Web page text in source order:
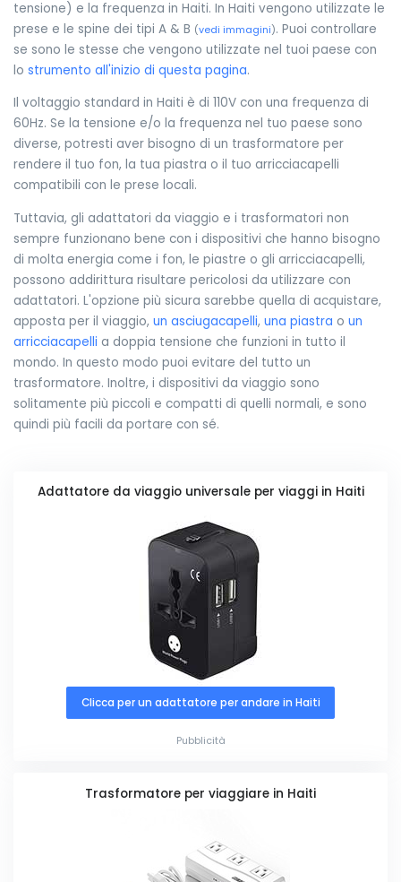
tensione) e la frequenza in Haiti. In Haiti vengono utilizzate le
prese e le spine dei tipi A & B (vedi immagini). Puoi controllare
se sono le stesse che vengono utilizzate nel tuoi paese con
lo strumento all'inizio di questa pagina.
Il voltaggio standard in Haiti è di 110V con una frequenza di
60Hz. Se la tensione e/o la frequenza nel tuo paese sono
diverse, potresti aver bisogno di un trasformatore per
rendere il tuo fon, la tua piastra o il tuo arricciacapelli
compatibili con le prese locali.
Tuttavia, gli adattatori da viaggio e i trasformatori non
sempre funzionano bene con i dispositivi che hanno bisogno
di molta energia come i fon, le piastre o gli arricciacapelli,
possono addirittura risultare pericolosi da utilizzare con
adattatori. L'opzione più sicura sarebbe quella di acquistare,
apposta per il viaggio, un asciugacapelli, una piastra o un
arricciacapelli a doppia tensione che funzioni in tutto il
mondo. In questo modo puoi evitare del tutto un
trasformatore. Inoltre, i dispositivi da viaggio sono
solitamente più piccoli e compatti di quelli normali, e sono
quindi più facili da portare con sé.
Adattatore da viaggio universale per viaggi in Haiti
Clicca per un adattatore per andare in Haiti
Pubblicità
Trasformatore per viaggiare in Haiti